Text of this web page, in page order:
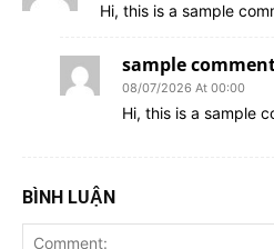
Hi, this is a sample
sample
08/07/2026 At 00:00
Hi, this is a sample
BÌNH LUẬN